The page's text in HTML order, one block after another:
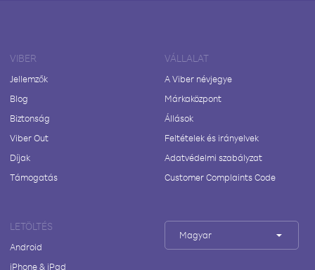
VIBER
Jellemzők
Blog
Biztonság
Viber Out
Díjak
Támogatás
VÁLLALAT
A Viber névjegye
Márkaközpont
Állások
Feltételek és irányelvek
Adatvédelmi szabályzat
Customer Complaints Code
LETÖLTÉS
Android
iPhone & iPad
Magyar